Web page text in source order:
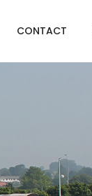
CONTACT